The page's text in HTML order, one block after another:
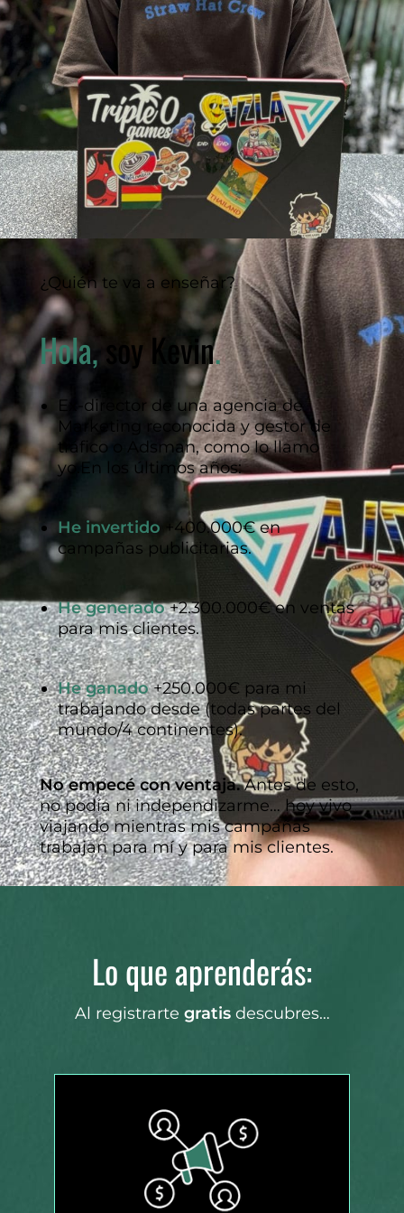
¿Quién te va a enseñar?
Hola, soy Kevin.
Ex-director de una agencia de
Marketing reconocida y gestor de
tráfico o Adsman, como lo llamo
yo. En los últimos años:
He invertido +400.000€ en
campañas publicitarias.
He generado+2.300.000€ en ventas
para mis clientes.
He ganado+250.000€ para mi
trabajando desde (todas partes del
mundo/4 continentes).
No empecé con ventaja.Antes de esto,
no podía ni independizarme… hoy vivo
viajando mientras mis campañas
trabajan para mí y para mis clientes.
Lo que aprenderás:
Al registrarte gratisdescubres…